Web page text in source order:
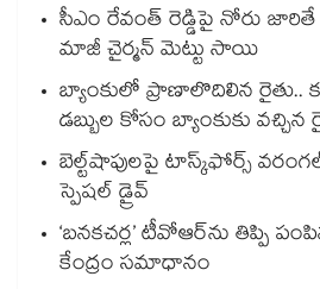
సీఎం రేవంత్ రెడ్డిపై నోరు జారితే
మాజీ చైర్మన్ మెట్టు సాయి
బ్యాంకులో ప్రాణాలొదిలిన రైతు..
డబ్బుల కోసం బ్యాంకుకు వచ్చిన
బెల్ట్‌‌‌‌‌‌‌‌‌‌‌‌‌‌‌‌‌‌‌‌‌‌‌‌‌‌‌‌‌‌‌‌షాపులపై టాస్క్‌‌‌‌‌‌‌‌‌‌‌‌‌‌‌‌‌‌‌‌‌‌‌‌‌‌‌‌‌‌‌‌ఫోర్స్
స్పెషల్ డ్రైవ్‌‌‌‌‌‌‌‌‌‌‌‌‌‌‌‌‌‌‌‌‌‌‌‌‌‌‌‌‌‌‌‌
‘బనకచర్ల’ టీవోఆర్‌‌‌‌‌‌‌‌ను తిప్పి
కేంద్రం సమాధానం